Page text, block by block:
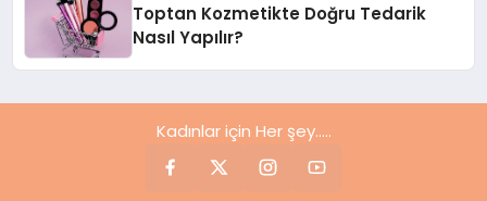
Toptan Kozmetikte Doğru Tedarik
Nasıl Yapılır?
Kadınlar için Her şey.....